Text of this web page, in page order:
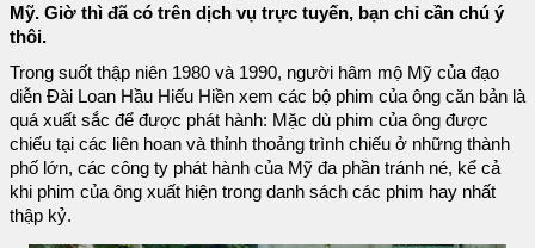
Mỹ. Giờ thì đã có trên dịch vụ trực tuyến, bạn chỉ cần chú ý
thôi.
Trong suốt thập niên 1980 và 1990, người hâm mộ Mỹ của đạo
diễn Đài Loan Hầu Hiếu Hiền xem các bộ phim của ông căn bản là
quá xuất sắc để được phát hành: Mặc dù phim của ông được
chiếu tại các liên hoan và thỉnh thoảng trình chiếu ở những thành
phố lớn, các công ty phát hành của Mỹ đa phần tránh né, kể cả
khi phim của ông xuất hiện trong danh sách các phim hay nhất
thập kỷ.